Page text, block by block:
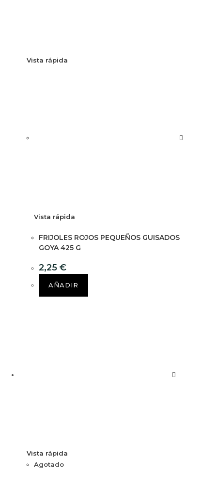
Vista rápida
Vista rápida
FRIJOLES ROJOS PEQUEÑOS GUISADOS
GOYA 425 G
2,25 €
AÑADIR
Vista rápida
Agotado